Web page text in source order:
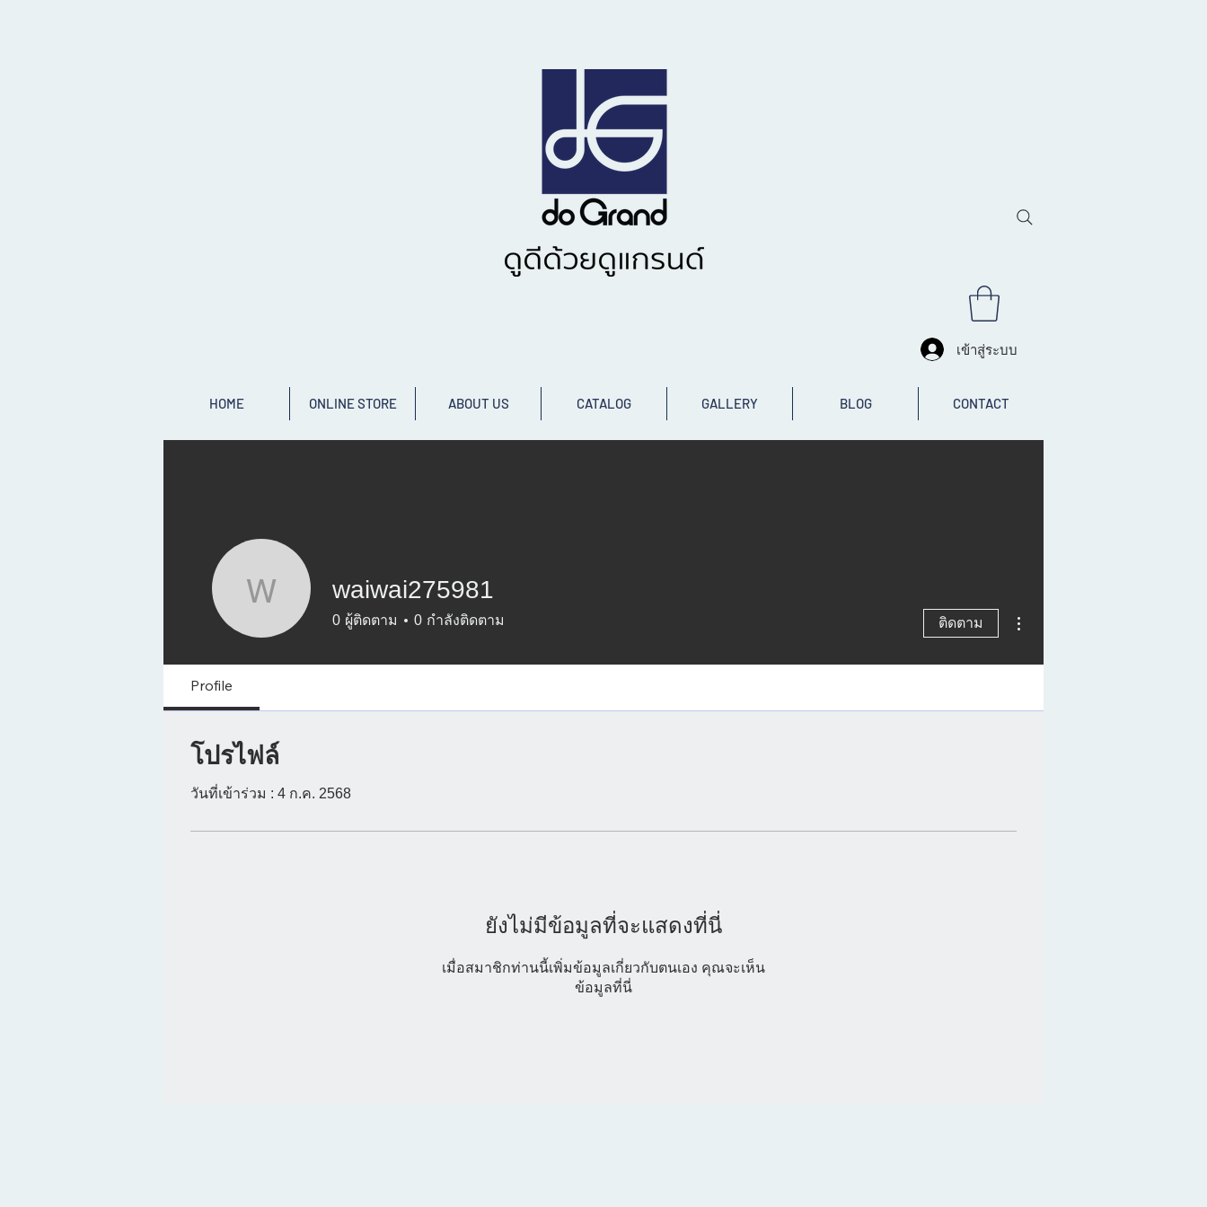
เข้าสู่ระบบ
HOME ONLINE STORE ABOUT US CATALOG GALLERY BLOG CONTACT
waiwai275981
waiwai275981
0 ผู้ติดตาม 0 กำลังติดตาม ติดตาม
Profile
โปรไฟล์
วันที่เข้าร่วม : 4 ก.ค. 2568
ยังไม่มีข้อมูลที่จะแสดงที่นี่
เมื่อสมาชิกท่านนี้เพิ่มข้อมูลเกี่ยวกับตนเอง คุณจะเห็น
ข้อมูลที่นี่